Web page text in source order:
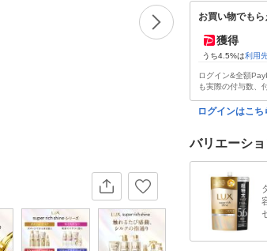
お買い物でも
獲得
うち4.5%は利用
ログイン&全額
も実際の付与数、
ログインはこち
バリエーシ